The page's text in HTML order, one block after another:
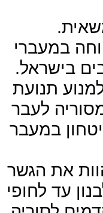
במעברי
בישראל.
תנועת
לעבר
במעבר
את הגשר
עד לחופי